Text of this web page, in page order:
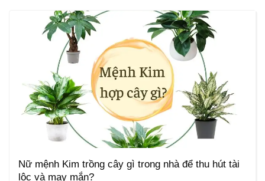
Nữ mệnh Kim trồng cây gì trong nhà để thu hút tài
lộc và may mắn?